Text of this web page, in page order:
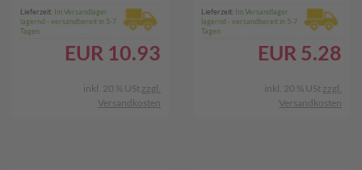
Lieferzeit: Im Versandlager
lagernd - versandbereit in 5-7
Tagen
EUR 10.93
inkl. 20 % USt zzgl.
Versandkosten
Lieferzeit: Im Versandlager
lagernd - versandbereit in 5-7
Tagen
EUR 5.28
inkl. 20 % USt zzgl.
Versandkosten